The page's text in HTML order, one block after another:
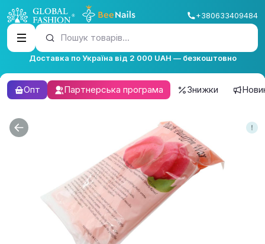
+380633409484
Пошук товарів...
Доставка по Україна від 2 000 UAH — безкоштовно
Опт Партнерська програма Знижки